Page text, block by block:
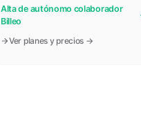
Alta de autónomo colaborador
Billeo
Ver planes y precios →